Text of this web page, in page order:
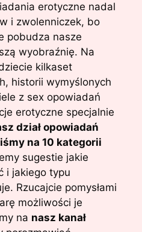
erotyczne nadal
i zwolenniczek, bo
pobudza nasze
wyobraźnię. Na
kilkaset
historii wymyślonych
z sex opowiadań
erotyczne specjalnie
dział opowiadań
na 10 kategorii
sugestie jakie
i jakiego typu
Rzucajcie pomysłami
możliwości je
na nasz kanał